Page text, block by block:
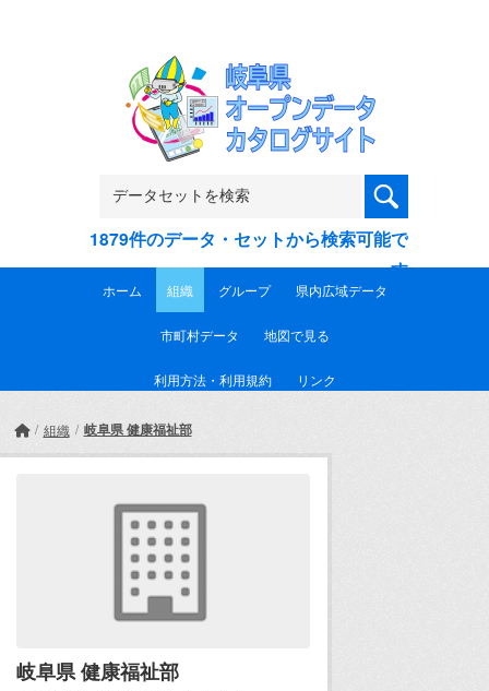
1879件のデータ・セットから検索可能で
す
ホーム 組織 グループ 県内広域データ
市町村データ 地図で見る
利用方法・利用規約 リンク
組織 岐阜県 健康福祉部
岐阜県 健康福祉部